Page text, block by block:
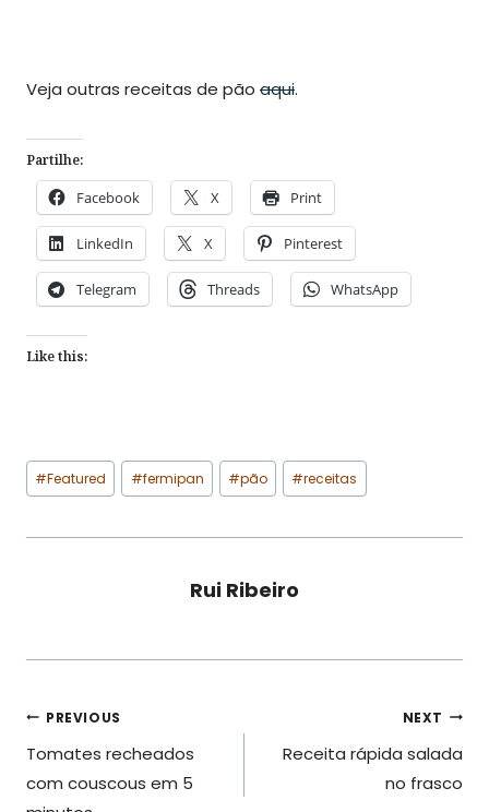
Veja outras receitas de pão aqui.
Partilhe:
Facebook X Print
LinkedIn X Pinterest
Telegram Threads WhatsApp
Like this:
Post
Tags:
#Featured #fermipan #pão #receitas
Rui Ribeiro
Navegação
de
PREVIOUS
Tomates recheados
com couscous em 5
NEXT
Receita rápida salada
no frasco